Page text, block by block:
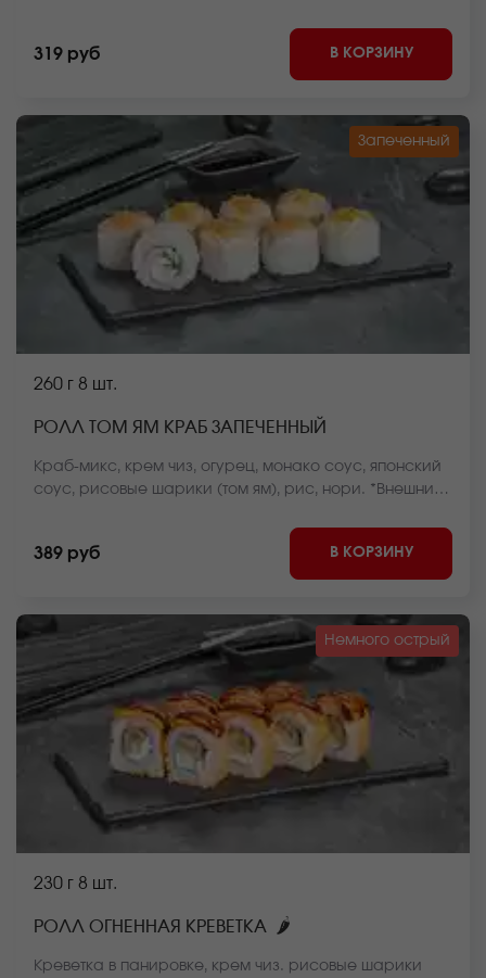
319 руб В КОРЗИНУ
Запеченный
260 г 8 шт.
РОЛЛ ТОМ ЯМ КРАБ ЗАПЕЧЕННЫЙ
Краб-микс, крем чиз, огурец, монако соус, японский
соус, рисовые шарики (том ям), рис, нори. *Внешний
389 руб В КОРЗИНУ
Немного острый
230 г 8 шт.
РОЛЛ ОГНЕННАЯ КРЕВЕТКА 🌶
Креветка в панировке, крем чиз. рисовые шарики